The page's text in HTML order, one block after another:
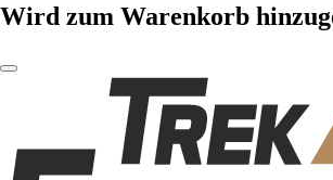
Wird zum Warenkorb